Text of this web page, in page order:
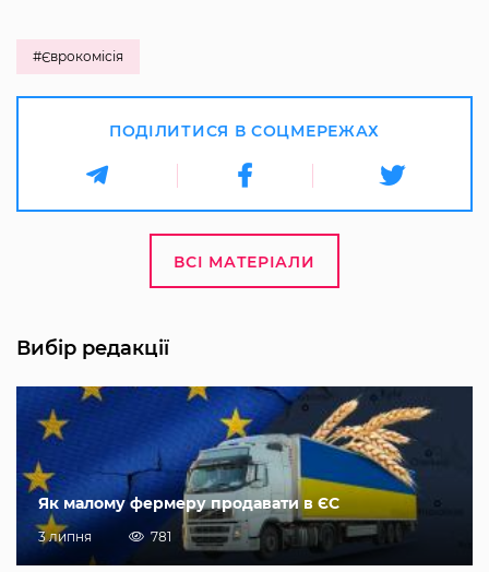
#Єврокомісія
ПОДІЛИТИСЯ В СОЦМЕРЕЖАХ
ВСІ МАТЕРІАЛИ
Вибір редакції
Як малому фермеру продавати в ЄС
3 липня 781